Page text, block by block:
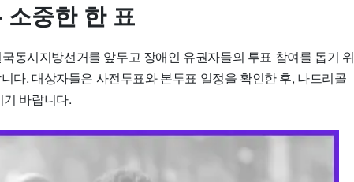
소중한 한 표
동시지방선거를 앞두고 장애인 유권자들의 투표 참여를 돕기 위
다. 대상자들은 사전투표와 본투표 일정을 확인한 후, 나드리콜
바랍니다.